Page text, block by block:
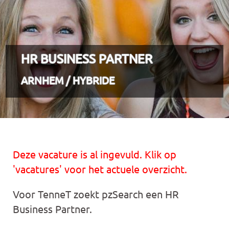
HR BUSINESS PARTNER
ARNHEM / HYBRIDE
Deze vacature is al ingevuld. Klik op
'vacatures' voor het actuele overzicht.
Voor TenneT zoekt pzSearch een HR
Business Partner.